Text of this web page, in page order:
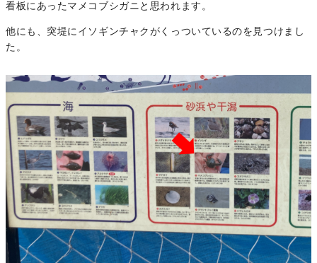
看板にあったマメコブシガニと思われます。
他にも、突堤にイソギンチャクがくっついているのを見つけまし
た。